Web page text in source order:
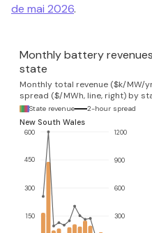
de mai 2026.